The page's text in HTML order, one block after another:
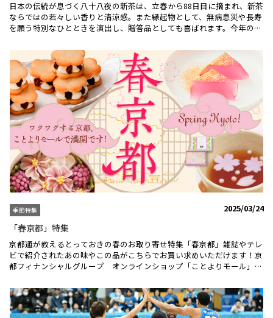
フェをお楽しみください。＼ 果朋のおやつ(BEST SELECTION化粧函
入) ／素材本来の味を楽しめるさくさく食感のお菓子♪野菜チップ
ス、果物チップス、黒トリュフ豆、野菜かりんとう、ラムレーズンみる
日本の伝統が息づく八十八夜の新茶は、立春から88日目に摘まれ、新茶
ならではの若々しい香りと清涼感。また縁起物として、無病息災や長寿
を願う特別なひとときを演出し、贈答品としても喜ばれます。今年の新
2025年度の旬の宇治茶・新茶、贅沢に飲みくらべできるお得な３本セッ
ト♪芽吹いた若葉を真っ先に摘み取った「大はしり新茶」。旬の時期だ
けの清々しい風味を持つ初物「一番摘新茶」。初夏の薫りを運んでくる
縁起物「八十八夜摘新茶」。「宇治新茶と京の半生菓子セット」はこち
らから＼【産地直送！宇治新茶】宇治煎茶箱入り詰合せ(2本入)／贈答に
もおすすめの箱入詰合せ♪2025年の宇治新茶を産地直送でお送りしま
す。宇治茶の産地京都山城産１００％。産地ならではのフレッシュな宇
治新茶の香りをお楽しみください。※5月中旬以降のお届けとなりま
す。「【産地直送！宇治新茶】宇治煎茶箱入り詰合せ(2本入)」はこちら
から＼【産地直送！宇治新茶】プレミアム宇治玉露／最高級の宇治玉露
♪京都府内産玉露の中でも最高級の宇治玉露。品質審査会において高い
評価を受け、認証委員会に認められた「プレミアム玉露」です。※5月
下旬以降のお届けとなります。「【産地直送！宇治新茶】プレミアム宇
治玉露」はこちらから「2025年度 新茶」はこちらから「お茶の京都の
特産品」はこちら
季節特集 2025/03/24
「春京都」特集
京都通が教えるとっておきの春のお取り寄せ特集「春京都」雑誌やテレ
ビで紹介されたあの味やこの品がこちらでお買い求めいただけます！京
都フィナンシャルグループ オンラインショップ「ことよりモール」に
だから出会える、あの味、この味をぜひご自宅で！